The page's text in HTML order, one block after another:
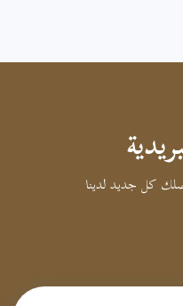
كل جديد لدينا